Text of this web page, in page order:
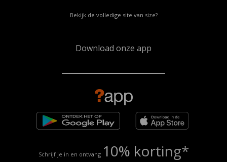
Bekijk de volledige site van size?
Download onze app
Schrijf je in en ontvang 10% korting*